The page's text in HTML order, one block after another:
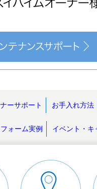
ーサポート お手入れ方法
フォーム実例 イベント・キ